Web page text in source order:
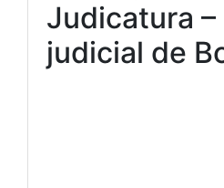
Judicatura –
judicial de